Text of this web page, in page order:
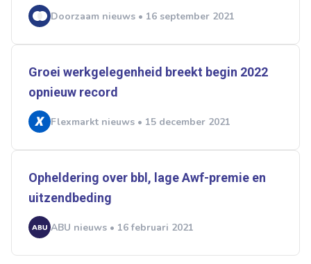
Doorzaam nieuws • 16 september 2021
Groei werkgelegenheid breekt begin 2022
opnieuw record
Flexmarkt nieuws • 15 december 2021
Opheldering over bbl, lage Awf-premie en
uitzendbeding
ABU nieuws • 16 februari 2021